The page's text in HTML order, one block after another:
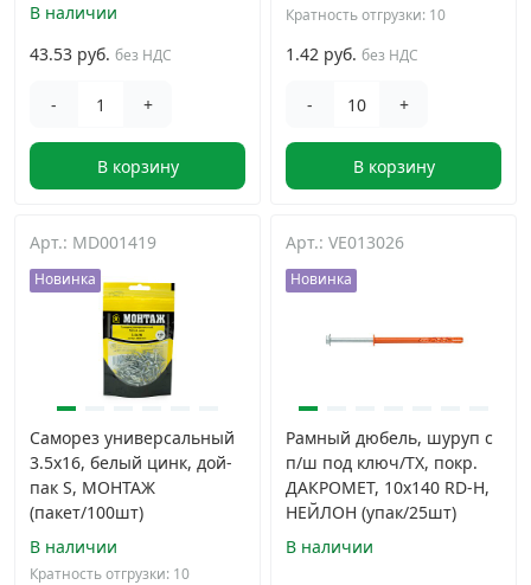
В наличии
43.53 руб. без НДС
- +
В корзину
Кратность отгрузки: 10
1.42 руб. без НДС
- +
В корзину
Арт.: MD001419
Новинка
Саморез универсальный
3.5x16, белый цинк, дой-
пак S, МОНТАЖ
(пакет/100шт)
В наличии
Кратность отгрузки: 10
Арт.: VE013026
Новинка
Рамный дюбель, шуруп с
п/ш под ключ/TX, покр.
ДАКРОМЕТ, 10x140 RD-H,
НЕЙЛОН (упак/25шт)
В наличии